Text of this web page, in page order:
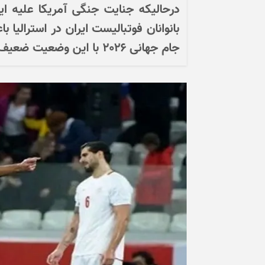
درحالیکه جنایت جنگی آمریکا علیه
بانوانان فوتبالیست ایران در
جام جهانی ٢٠٢۶ با این وضعیت ضعیف را بداند.